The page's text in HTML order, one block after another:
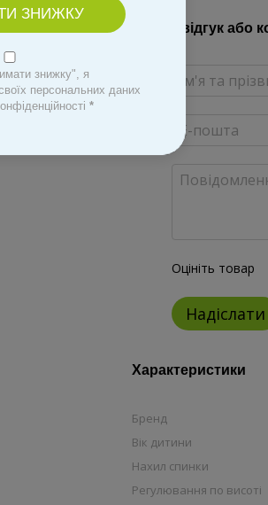
Новий відгук або
Оцініть товар
Надіслати
Характеристики
Бренд
Вік дитини
Нахил спинки
Регулювання по висоті
ЗНИЖКУ
знижку", я
персональних даних
*